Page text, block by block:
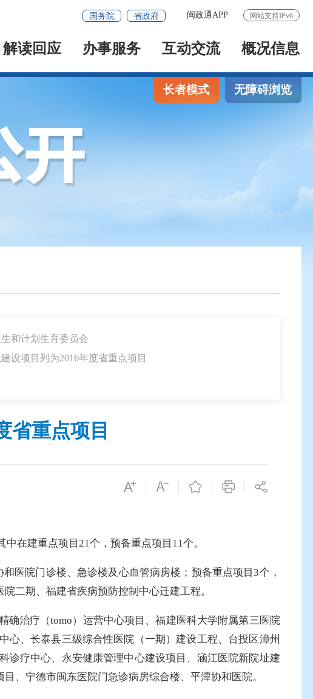
网站支持IPv6
闽政通APP
国务院 省政府
解读回应 办事服务 互动交流 概况信息
长者模式 无障碍浏览
和计划生育委员会
设项目列为2016年度省重点项目
省重点项目
在建重点项目21个，预备重点项目11个。
医院门诊楼、急诊楼及心血管病房楼；预备重点项目3个，
二期、福建省疾病预防控制中心迁建工程。
确治疗（tomo）运营中心项目、福建医科大学附属第三医院
、长泰县三级综合性医院（一期）建设工程、台投区漳州
诊疗中心、永安健康管理中心建设项目、涵江医院新院址建
、宁德市闽东医院门急诊病房综合楼、平潭协和医院。